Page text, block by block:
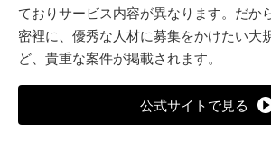
ておりサービス内容が異なります。だか
密裡に、優秀な人材に募集をかけたい大
ど、貴重な案件が掲載されます。
公式サイトで見る